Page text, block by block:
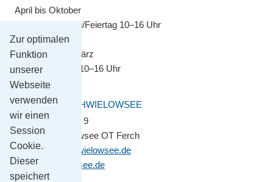
Zur optimalen
Funktion
unserer
Webseite
verwenden
wir einen
Session
Cookie.
Dieser
speichert
April bis Oktober
Montag–Sonntag/Feiertag 10–16 Uhr
November bis März
Montag–Freitag 10–16 Uhr
GEMEINDE SCHWIELOWSEE
Potsdamer Platz 9
14548 Schwielowsee OT Ferch
gemeinde@schwielowsee.de
www.schwielowsee.de